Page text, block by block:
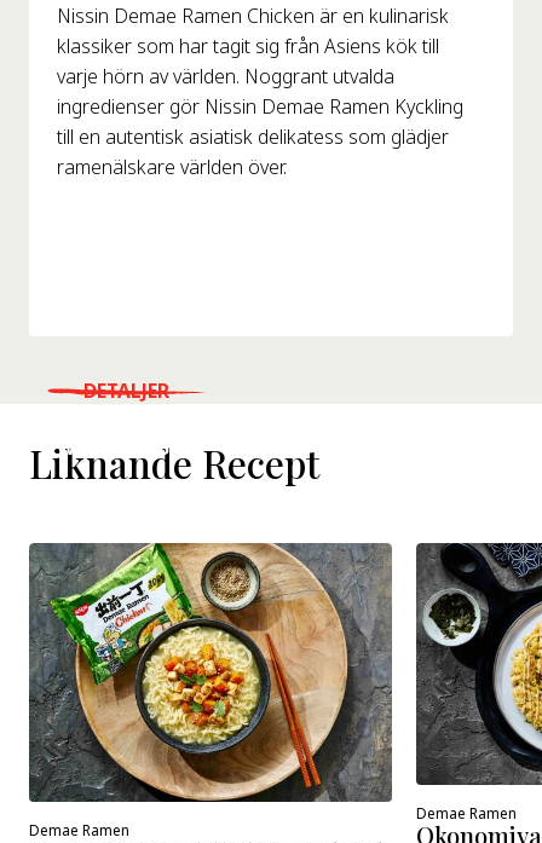
Nissin Demae Ramen Chicken är en kulinarisk
klassiker som har tagit sig från Asiens kök till
varje hörn av världen. Noggrant utvalda
ingredienser gör Nissin Demae Ramen Kyckling
till en autentisk asiatisk delikatess som glädjer
ramenälskare världen över.
WHERE TO BUY
DETALJER
Liknande Recept
Demae Ramen
Demae Ramen